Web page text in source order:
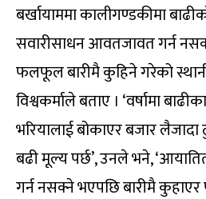
बर्खायाममा कालीगण्डकीमा
सवारीसाधन आवतजावत गर्न
फलफूल बारीमै कुहिने गरेको
विश्वकर्माले बताए । ‘वर्षामा
भरियालाई बोकाएर बजार
बढी मूल्य पर्छ’, उनले भने,
गर्न नसक्ने भएपछि बारीमै कुहाएर